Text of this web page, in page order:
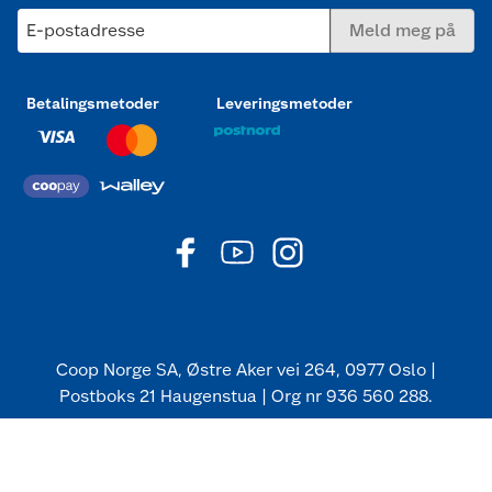
E-postadresse Meld meg på
Betalingsmetoder Leveringsmetoder
Coop Norge SA, Østre Aker vei 264, 0977 Oslo |
Postboks 21 Haugenstua | Org nr 936 560 288.